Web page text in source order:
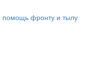
помощь фронту и тылу